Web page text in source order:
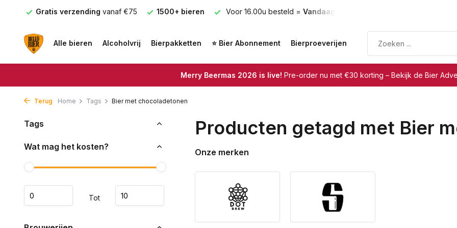
Gratis verzending vanaf €75 1500+ bieren Voor 16.00u besteld = Vandaag verzonden
Alle bieren Alcoholvrij Bierpakketten ⭐ Bier Abonnement Bierproeverijen
Merry Beermas 2026 is live! Pre-order nu met €30 korting – Bekijk de Bier
Terug Home Tags Bier met chocoladetonen
Tags
Wat mag het kosten?
Tot
Producten getagd met Bier
Onze merken